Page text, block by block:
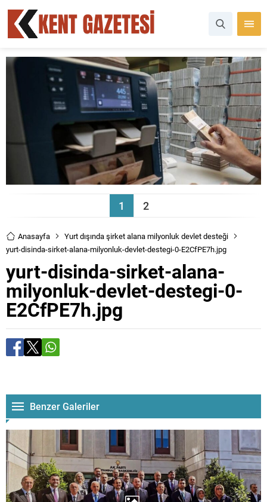
1 2
Anasayfa
Yurt dışında şirket alana milyonluk devlet desteği
yurt-disinda-sirket-alana-milyonluk-devlet-destegi-0-E2CfPE7h.jpg
yurt-disinda-sirket-alana-
milyonluk-devlet-destegi-0-
E2CfPE7h.jpg
Benzer Galeriler